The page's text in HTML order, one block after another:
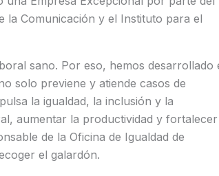
la Comunicación y el Instituto para el
sano. Por eso, hemos desarrollado
solo previene y atiende casos de
la igualdad, la inclusión y la
aumentar la productividad y fortalecer
de la Oficina de Igualdad de
el galardón.